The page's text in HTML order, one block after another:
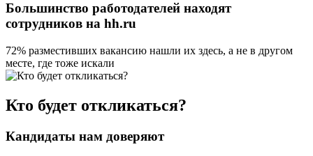
Большинство работодателей находят
сотрудников на hh.ru
72% разместивших вакансию нашли их здесь, а не в другом
месте, где тоже искали
Кто будет откликаться?
Кандидаты нам доверяют